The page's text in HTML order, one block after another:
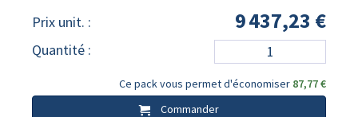
Prix unit. : 9 437,23 €
Quantité :
Ce pack vous permet d'économiser 87,77 €
Commander